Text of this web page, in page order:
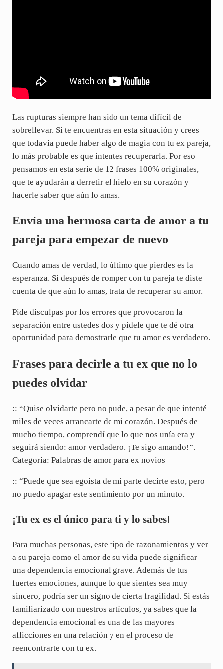
Las rupturas siempre han sido un tema difícil de
sobrellevar. Si te encuentras en esta situación y crees
que todavía puede haber algo de magia con tu ex pareja,
lo más probable es que intentes recuperarla. Por eso
pensamos en esta serie de 12 frases 100% originales,
que te ayudarán a derretir el hielo en su corazón y
hacerle saber que aún lo amas.
Envía una hermosa carta de amor a tu
pareja para empezar de nuevo
Cuando amas de verdad, lo último que pierdes es la
esperanza. Si después de romper con tu pareja te diste
cuenta de que aún lo amas, trata de recuperar su amor.
Pide disculpas por los errores que provocaron la
separación entre ustedes dos y pídele que te dé otra
oportunidad para demostrarle que tu amor es verdadero.
Frases para decirle a tu ex que no lo
puedes olvidar
:: “Quise olvidarte pero no pude, a pesar de que intenté
miles de veces arrancarte de mi corazón. Después de
mucho tiempo, comprendí que lo que nos unía era y
seguirá siendo: amor verdadero. ¡Te sigo amando!”.
Categoría: Palabras de amor para ex novios
:: “Puede que sea egoísta de mi parte decirte esto, pero
no puedo apagar este sentimiento por un minuto.
¡Tu ex es el único para ti y lo sabes!
Para muchas personas, este tipo de razonamientos y ver
a su pareja como el amor de su vida puede significar
una dependencia emocional grave. Además de tus
fuertes emociones, aunque lo que sientes sea muy
sincero, podría ser un signo de cierta fragilidad. Si estás
familiarizado con nuestros artículos, ya sabes que la
dependencia emocional es una de las mayores
aflicciones en una relación y en el proceso de
reencontrarte con tu ex.